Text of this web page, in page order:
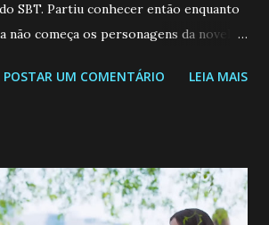
SBT. Partiu conhecer então enquanto
não começa os personagens da novela?
26 JOANA GUADALUPE (Camila
até encontrar o homem que realmente
já que dedica todas as suas energias a
POSTAR UM COMENTÁRIO LEIA MAIS